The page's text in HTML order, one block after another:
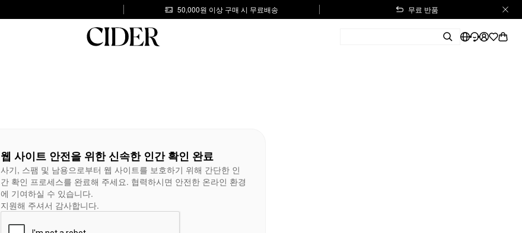
50,000원 이상 구매 시 무료배송 무료 반품
웹 사이트 안전을 위한 신속한 인간 확인 완료
사기, 스팸 및 남용으로부터 웹 사이트를 보호하기 위해 간단한 인
간 확인 프로세스를 완료해 주세요. 협력하시면 안전한 온라인 환경
에 기여하실 수 있습니다.
지원해 주셔서 감사합니다.